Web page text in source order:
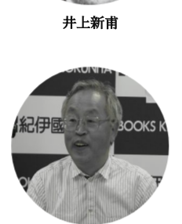
井上新甫